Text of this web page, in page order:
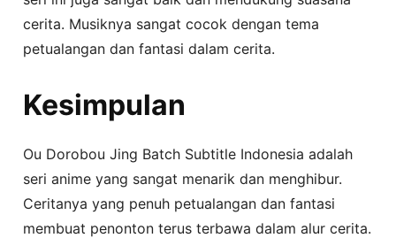
cerita. Musiknya sangat cocok dengan tema
petualangan dan fantasi dalam cerita.
Kesimpulan
Ou Dorobou Jing Batch Subtitle Indonesia adalah
seri anime yang sangat menarik dan menghibur.
Ceritanya yang penuh petualangan dan fantasi
membuat penonton terus terbawa dalam alur cerita.